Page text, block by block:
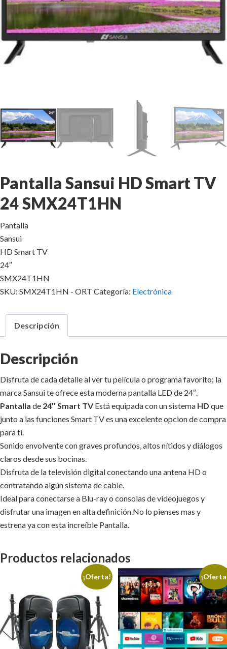
Pantalla Sansui HD Smart TV
24 SMX24T1HN
Pantalla
Sansui
HD Smart TV
24″
SMX24T1HN
SKU: SMX24T1HN - ORT Categoría: Electrónica
Descripción
Descripción
Disfruta de cada detalle al ver tu película o programa favorito; la
marca Sansui te ofrece esta moderna pantalla LED de 24″.
Pantalla de 24″ Smart TVEstá equipada con un sistema HD que
junto a las funciones Smart TV es una excelente opcion de compra
para ti.
Sonido envolvente con graves profundos, altos nítidos y diálogos
claros desde sus bocinas.
Disfruta de la televisión digital conectando una antena HD o
contratando algún sistema de cable.
Ideal para conectarse a Blu-ray o consolas de videojuegos y
disfrutar una imagen en alta definición.No lo pienses mas y
estrena ya con esta increíble Pantalla.
Productos relacionados
¡Oferta!